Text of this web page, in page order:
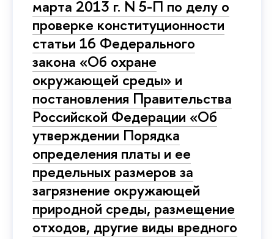
марта 2013 г. N 5-П по делу о
проверке конституционности
статьи 16 Федерального
закона «Об охране
окружающей среды» и
постановления Правительства
Российской Федерации «Об
утверждении Порядка
определения платы и ее
предельных размеров за
загрязнение окружающей
природной среды, размещение
отходов, другие виды вредного